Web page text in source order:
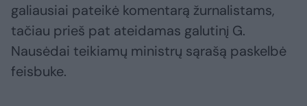
galiausiai pateikė komentarą žurnalistams,
tačiau prieš pat ateidamas galutinį G.
Nausėdai teikiamų ministrų sąrašą paskelbė
feisbuke.